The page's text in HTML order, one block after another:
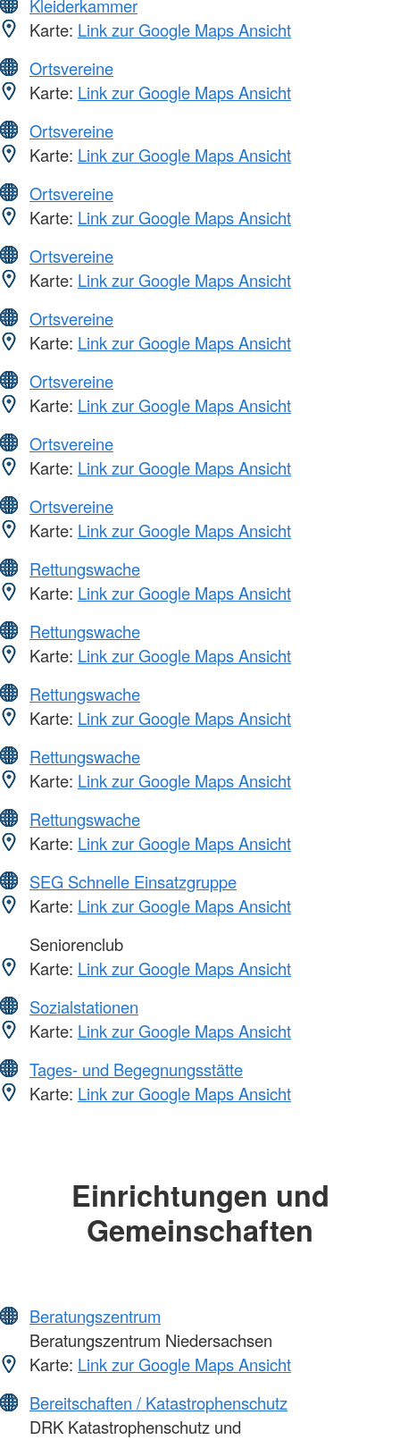
Kleiderkammer
Karte: Link zur Google Maps Ansicht
Ortsvereine
Karte: Link zur Google Maps Ansicht
Ortsvereine
Karte: Link zur Google Maps Ansicht
Ortsvereine
Karte: Link zur Google Maps Ansicht
Ortsvereine
Karte: Link zur Google Maps Ansicht
Ortsvereine
Karte: Link zur Google Maps Ansicht
Ortsvereine
Karte: Link zur Google Maps Ansicht
Ortsvereine
Karte: Link zur Google Maps Ansicht
Ortsvereine
Karte: Link zur Google Maps Ansicht
Rettungswache
Karte: Link zur Google Maps Ansicht
Rettungswache
Karte: Link zur Google Maps Ansicht
Rettungswache
Karte: Link zur Google Maps Ansicht
Rettungswache
Karte: Link zur Google Maps Ansicht
Rettungswache
Karte: Link zur Google Maps Ansicht
SEG Schnelle Einsatzgruppe
Karte: Link zur Google Maps Ansicht
Seniorenclub
Karte: Link zur Google Maps Ansicht
Sozialstationen
Karte: Link zur Google Maps Ansicht
Tages- und Begegnungsstätte
Karte: Link zur Google Maps Ansicht
Einrichtungen und
Gemeinschaften
Beratungszentrum
Beratungszentrum Niedersachsen
Karte: Link zur Google Maps Ansicht
Bereitschaften / Katastrophenschutz
DRK Katastrophenschutz und